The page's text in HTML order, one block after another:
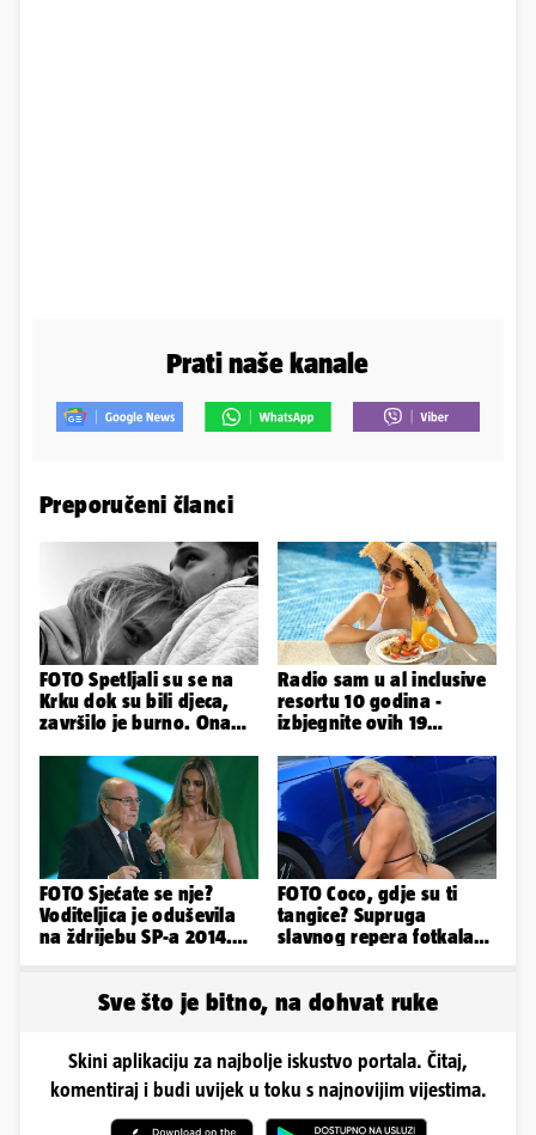
Prati naše kanale
Preporučeni članci
FOTO Spetljali su se na
Krku dok su bili djeca,
završilo je burno. Ona
Radio sam u al inclusive
resortu 10 godina -
izbjegnite ovih 19
odmor
FOTO Sjećate se nje?
Voditeljica je oduševila
na ždrijebu SP-a 2014.
FOTO Coco, gdje su ti
tangice? Supruga
slavnog repera fotkala
Sve što je bitno, na dohvat ruke
Skini aplikaciju za najbolje iskustvo portala. Čitaj,
komentiraj i budi uvijek u toku s najnovijim vijestima.